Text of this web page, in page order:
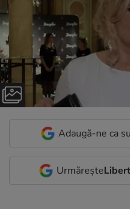
Adaugă-ne ca
Urmărește